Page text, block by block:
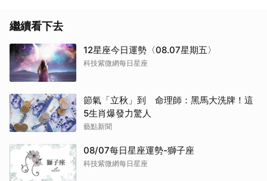
繼續看下去
12星座今日運勢〈08.07星期五〉
科技紫微網每日星座
節氣「立秋」到 命理師：黑馬大洗牌！這
5生肖爆發力驚人
藝點新聞
08/07每日星座運勢-獅子座
科技紫微網每日星座